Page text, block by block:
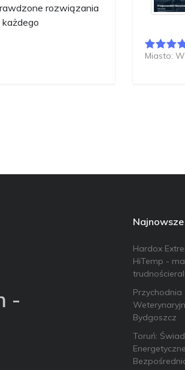
rozwiązania
każdego
Miasto:
-
Najnowsze
Hardox
HiTemp -
Przychodnia
Bydgoszcz
Toruń: